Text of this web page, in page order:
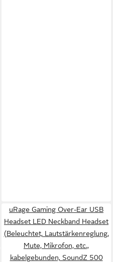
uRage Gaming Over-Ear USB
Headset LED Neckband Headset
(Beleuchtet, Lautstärkenreglung,
Mute, Mikrofon, etc.,
kabelgebunden, SoundZ 500